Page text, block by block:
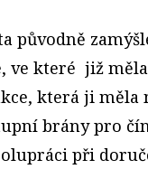
původně
ve které již
která ji
brány pro
při